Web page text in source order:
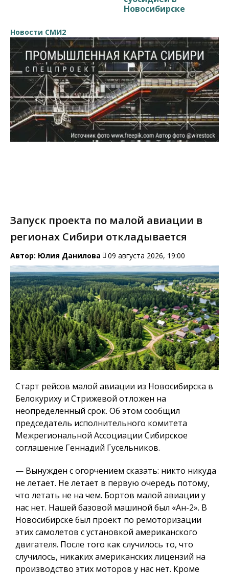
Новосибирске
Новости СМИ2
Запуск проекта по малой авиации в
регионах Сибири откладывается
Автор: Юлия Данилова 09 августа 2026, 19:00
Старт рейсов малой авиации из Новосибирска в
Белокуриху и Стрижевой отложен на
неопределенный срок. Об этом сообщил
председатель исполнительного комитета
Межрегиональной Ассоциации Сибирское
соглашение Геннадий Гусельников.
— Вынужден с огорчением сказать: никто никуда
не летает. Не летает в первую очередь потому,
что летать не на чем. Бортов малой авиации у
нас нет. Нашей базовой машиной был «Ан-2». В
Новосибирске был проект по ремоторизации
этих самолетов с установкой американского
двигателя. После того как случилось то, что
случилось, никаких американских лицензий на
производство этих моторов у нас нет. Кроме